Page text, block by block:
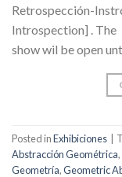
Retrospección-
Introspection] . The
show wil be open
Posted inExhibiciones
Abstracción Geométrica,
Geometría,Geometric